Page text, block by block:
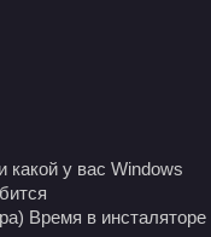
какой у вас Windows
Время в инсталяторе